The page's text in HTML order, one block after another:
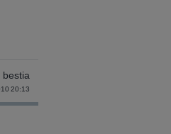
bestia
20:13